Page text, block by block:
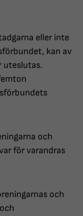
eller inte
kan av
uteslutas.
och
för varandras
och